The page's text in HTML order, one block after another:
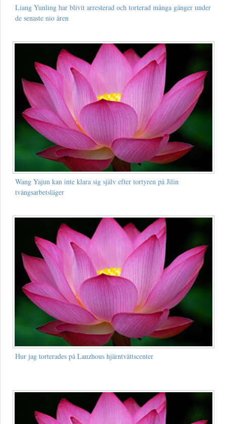
Liang Yunling har blivit arresterad och torterad många gånger under
de senaste nio åren
Wang Yajun kan inte klara sig själv efter tortyren på Jilin
tvångsarbetsläger
Hur jag torterades på Lanzhous hjärntvättscenter